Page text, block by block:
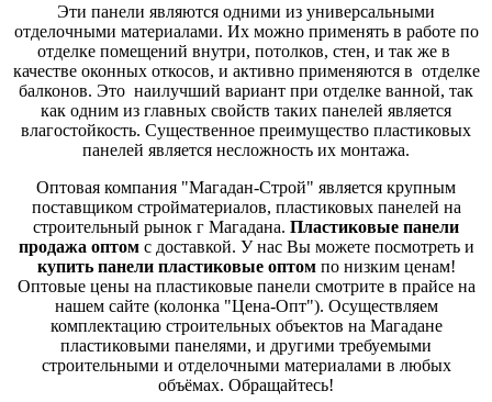
Эти панели являются одними из универсальными
отделочными материалами. Их можно применять в работе по
отделке помещений внутри, потолков, стен, и так же в
качестве оконных откосов, и активно применяются в отделке
балконов. Это наилучший вариант при отделке ванной, так
как одним из главных свойств таких панелей является
влагостойкость. Существенное преимущество пластиковых
панелей является несложность их монтажа.
Оптовая компания "Магадан-Строй" является крупным
поставщиком стройматериалов, пластиковых панелей на
строительный рынок г Магадана. Пластиковые панели
продажа оптомс доставкой. У нас Вы можете посмотреть и
купить панели пластиковые оптомпо низким ценам!
Оптовые цены на пластиковые панели смотрите в прайсе на
нашем сайте (колонка "Цена-Опт"). Осуществляем
комплектацию строительных объектов на Магадане
пластиковыми панелями, и другими требуемыми
строительными и отделочными материалами в любых
объёмах. Обращайтесь!